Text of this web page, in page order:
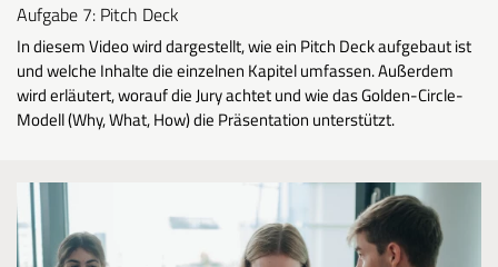
Aufgabe 7: Pitch Deck
In diesem Video wird dargestellt, wie ein Pitch Deck aufgebaut ist
und welche Inhalte die einzelnen Kapitel umfassen. Außerdem
wird erläutert, worauf die Jury achtet und wie das Golden-Circle-
Modell (Why, What, How) die Präsentation unterstützt.